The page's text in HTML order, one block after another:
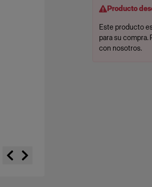
Producto
Este producto
para su
con nosotros.